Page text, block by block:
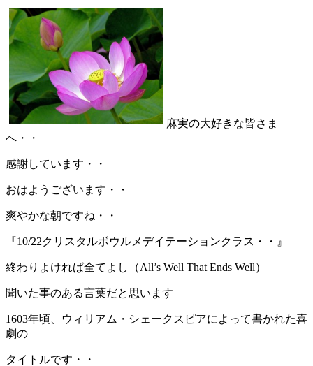
麻実の大好きな皆さま
へ・・
感謝しています・・
おはようございます・・
爽やかな朝ですね・・
『10/22クリスタルボウルメデイテーションクラス・・』
終わりよければ全てよし（All’s Well That Ends Well）
聞いた事のある言葉だと思います
1603年頃、ウィリアム・シェークスピアによって書かれた喜
劇の
タイトルです・・